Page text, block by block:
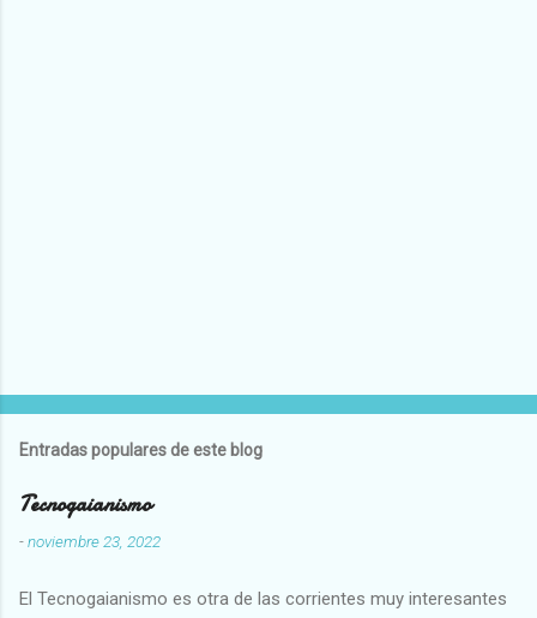
Entradas populares de este blog
Tecnogaianismo
-noviembre 23, 2022
El Tecnogaianismo es otra de las corrientes muy interesantes